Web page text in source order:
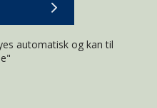
automatisk og kan til